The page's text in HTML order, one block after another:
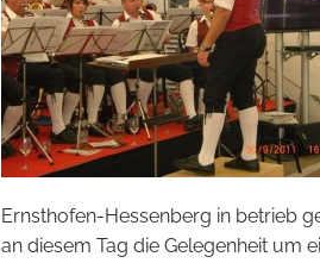
Ernsthofen-Hessenberg in betrieb
an diesem Tag die Gelegenheit um